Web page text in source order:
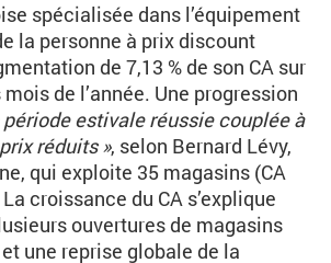
spécialisée dans l’équipement
la personne à prix discount
de 7,13 % de son CA sur
de l’année. Une progression
période estivale réussie couplée à
réduits », selon Bernard Lévy,
qui exploite 35 magasins (CA
croissance du CA s’explique
ouvertures de magasins
une reprise globale de la